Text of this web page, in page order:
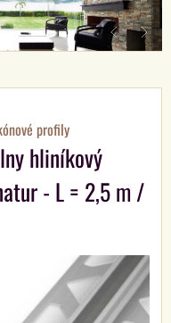
profily
hliníkový
- L = 2,5 m /